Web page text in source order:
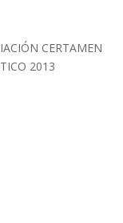
CERTAMEN
2013